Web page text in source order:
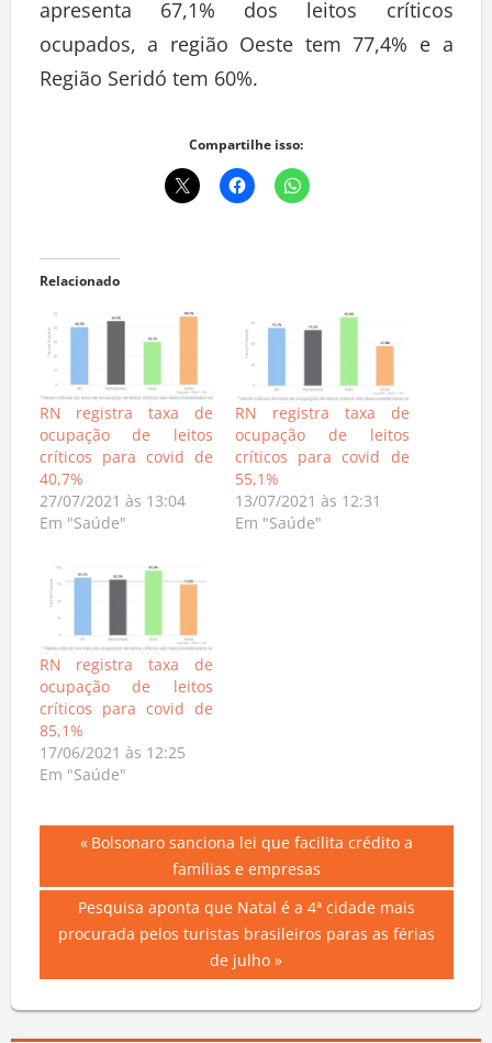
apresenta 67,1% dos leitos críticos
ocupados, a região Oeste tem 77,4% e a
Região Seridó tem 60%.
Compartilhe isso:
Relacionado
RN registra taxa de
ocupação de leitos
críticos para covid de
40,7%
27/07/2021 às 13:04
Em "Saúde"
RN registra taxa de
ocupação de leitos
críticos para covid de
55,1%
13/07/2021 às 12:31
Em "Saúde"
RN registra taxa de
ocupação de leitos
críticos para covid de
85,1%
17/06/2021 às 12:25
Em "Saúde"
Navegação
de
Post
Previous
Bolsonaro sanciona lei que facilita crédito a
famílias e empresas
Next
Post:
Pesquisa aponta que Natal é a 4ª cidade mais
procurada pelos turistas brasileiros paras as férias
de julho